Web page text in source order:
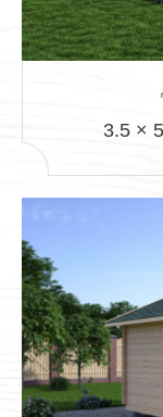
3.5 ×